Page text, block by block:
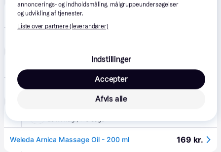
Jala-helsekost
25 kr. fragt
29 kr. fragt,1 dag
Weleda Arnica Massage Oil (200 ml) 169 kr.
29 kr. fragt, 1-3 dage
Weleda Arnica Massage Oil - 200 ml 169 kr.
annoncerings- og indholdsmåling, målgruppeundersøgelser
og udvikling af tjenester.
Liste over partnere (leverandører)
Indstillinger
Afvis alle
Accepter